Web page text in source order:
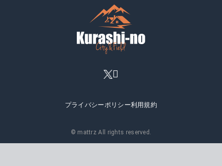
プライバシーポリシー利用規約
© mattrz All rights reserved.